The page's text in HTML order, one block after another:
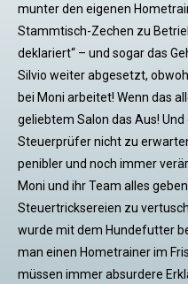
munter den eigenen
Stammtisch-Zechen zu
deklariert“ – und sogar das
Silvio weiter abgesetzt,
bei Moni arbeitet! Wenn das
geliebtem Salon das Aus!
Steuerprüfer nicht zu
penibler und noch immer
Moni und ihr Team alles
Steuertricksereien zu
wurde mit dem Hundefutter
man einen Hometrainer im
müssen immer absurdere